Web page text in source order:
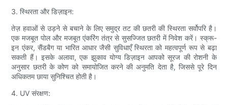
3. स्थिरता और डिज़ाइन:
तेज़ हवाओं से उड़ने से बचाने के लिए समुद्र तट की छतरी की स्थिरता सर्वोपरि है।
एक मजबूत पोल और मजबूत एंकरिंग तंत्र से सुसज्जित छतरी में निवेश करें। स्क्रू-
इन एंकर, सैंडबैग या भारित आधार जैसी सुविधाएँ स्थिरता को महत्वपूर्ण रूप से बढ़ा
सकती हैं। इसके अलावा, एक झुकाव योग्य डिज़ाइन आपको सूरज की रोशनी के
अनुसार छतरी के कोण को समायोजित करने की अनुमति देता है, जिससे पूरे दिन
अधिकतम छाया सुनिश्चित होती है।
4. UV संरक्षण: